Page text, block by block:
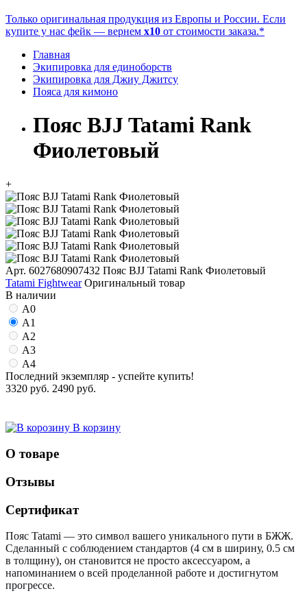
Только оригинальная продукция из Европы и России. Если
купите у нас фейк — вернем x10 от стоимости заказа.*
Главная
Экипировка для единоборств
Экипировка для Джиу Джитсу
Пояса для кимоно
Пояс BJJ Tatami Rank
Фиолетовый
+
Арт. 6027680907432 Пояс BJJ Tatami Rank Фиолетовый
Tatami Fightwear Оригинальный товар
В наличии
A0
A1
A2
A3
A4
Последний экземпляр - успейте купить!
3320 руб. 2490 руб.
В корзину
О товаре
Отзывы
Сертификат
Пояс Tatami — это символ вашего уникального пути в БЖЖ.
Сделанный с соблюдением стандартов (4 см в ширину, 0.5 см
в толщину), он становится не просто аксессуаром, а
напоминанием о всей проделанной работе и достигнутом
прогрессе.